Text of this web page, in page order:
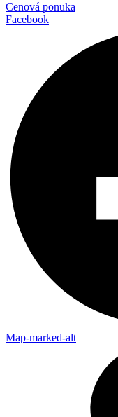
Cenová ponuka
Facebook
Map-marked-alt